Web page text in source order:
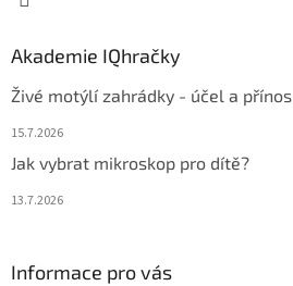
Akademie IQhračky
Živé motýlí zahrádky - účel a přínos
15.7.2026
Jak vybrat mikroskop pro dítě?
13.7.2026
Informace pro vás